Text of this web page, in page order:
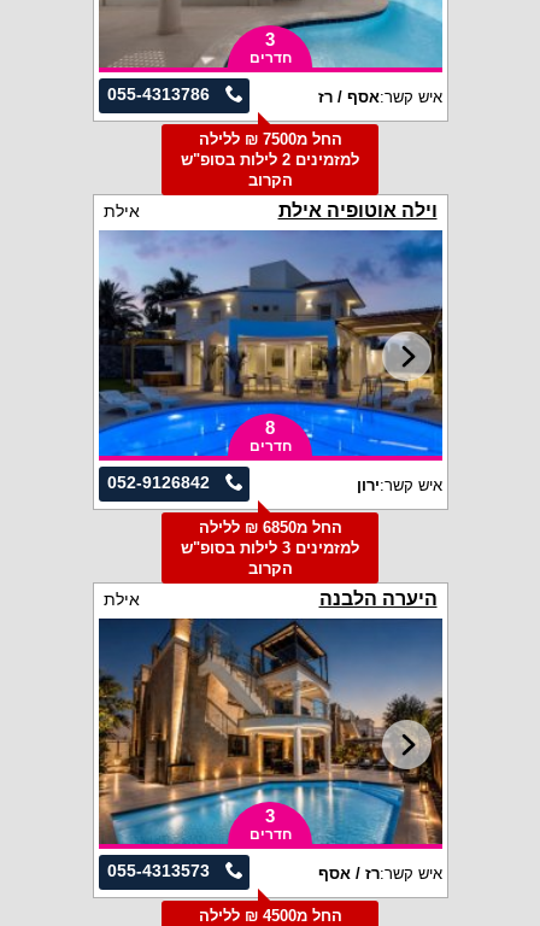
3
חדרים
055-4313786 איש קשר:אסף / רז
החל מ7500 ₪ ללילה
למזמינים 2 לילות בסופ"ש
הקרוב
וילה אוטופיה אילת אילת
8
חדרים
052-9126842 איש קשר:ירון
החל מ6850 ₪ ללילה
למזמינים 3 לילות בסופ"ש
הקרוב
היערה הלבנה אילת
3
חדרים
055-4313573 איש קשר:רז / אסף
החל מ4500 ₪ ללילה